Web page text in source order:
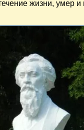
жизни, умер и